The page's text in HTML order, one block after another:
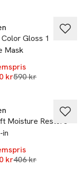
Gloss 1
Mask
krLägsta pris 30
590 kr
Moisture Restore
in
krLägsta pris 30
406 kr